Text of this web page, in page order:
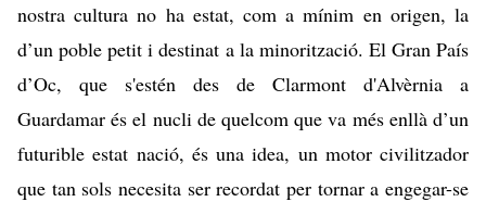
nostra cultura no ha estat, com a mínim en origen, la
d’un poble petit i destinat a la minorització. El Gran País
d’Oc, que s'estén des de Clarmont d'Alvèrnia a
Guardamar és el nucli de quelcom que va més enllà d’un
futurible estat nació, és una idea, un motor civilitzador
que tan sols necesita ser recordat per tornar a engegar-se